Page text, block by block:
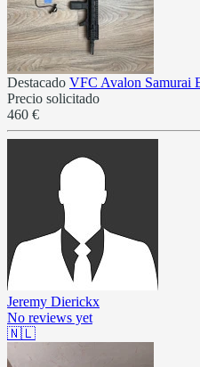
Destacado VFC Avalon Samurai
Precio solicitado
460 €
Jeremy Dierickx
No reviews yet
🇳🇱